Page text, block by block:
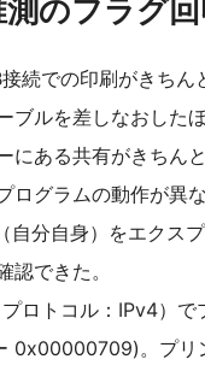
のフラグ回
続での印刷がきち
ブルを差しなおした
にある共有がきちん
ログラムの動作が異
自分自身）をエクス
認できた。
ロトコル：IPv4）
0x00000709)。プリ